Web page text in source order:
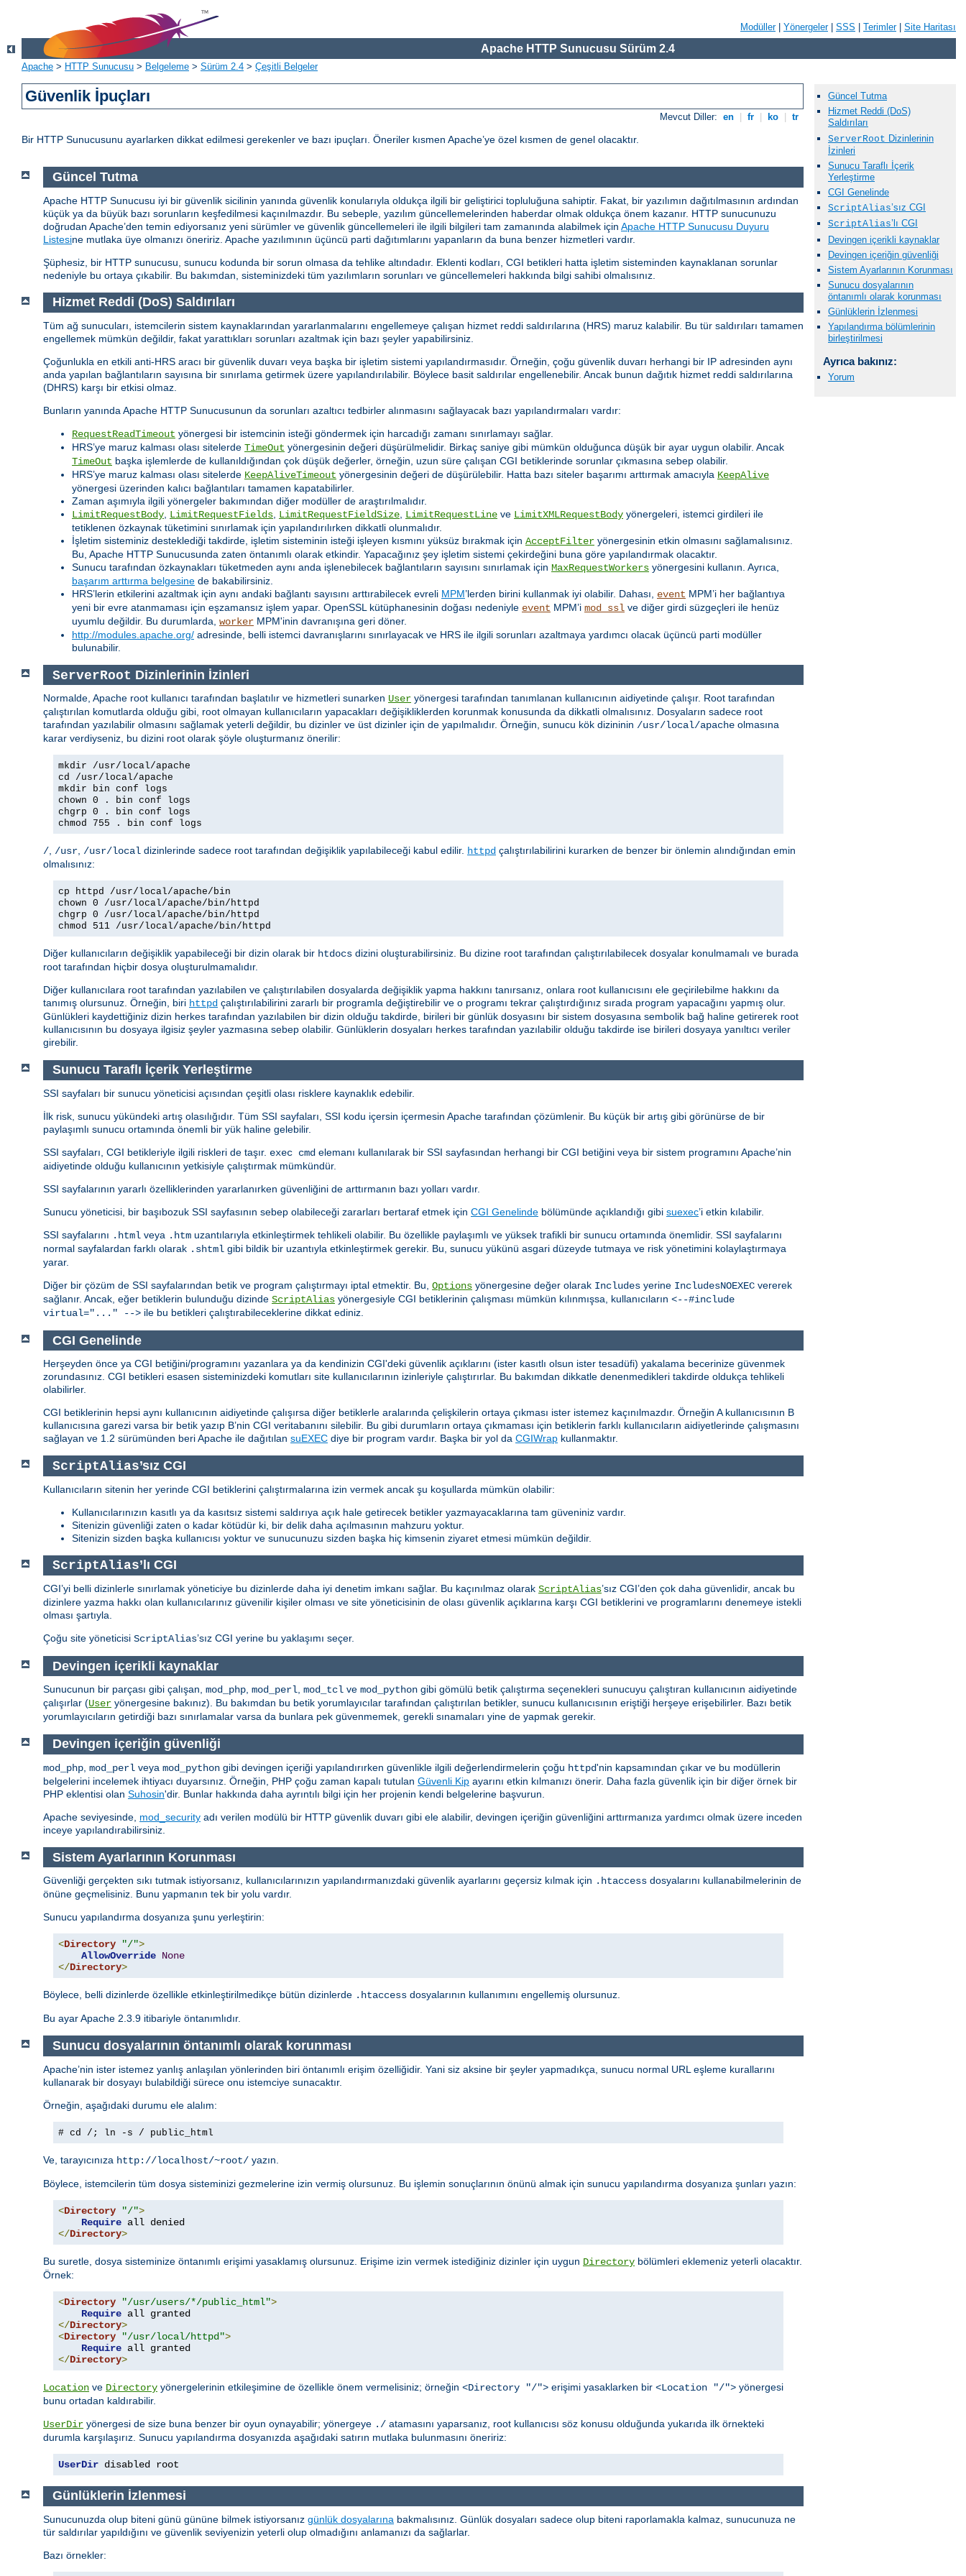
Modüller| Yönergeler| SSS Terimler| Site Haritası
Apache HTTP Sunucusu Sürüm 2.4
Apache > HTTP Sunucusu > Belgeleme > Sürüm 2.4 > Çeşitli Belgeler
Güvenlik İpuçları
Mevcut Diller: en fr ko tr
Bir HTTP Sunucusunu ayarlarken dikkat edilmesi gerekenler ve bazı ipuçları. Öneriler kısmen Apache’ye özel kısmen de genel olacaktır.
Güncel Tutma
Hizmet Reddi (DoS)
Saldırıları
ServerRoot Dizinlerinin
İzinleri
Sunucu Taraflı İçerik
Yerleştirme
CGI Genelinde
ScriptAlias’sız CGI
ScriptAlias’lı CGI
Devingen içerikli kaynaklar
Devingen içeriğin güvenliği
Sistem Ayarlarının Korunması
Sunucu dosyalarının
öntanımlı olarak korunması
Günlüklerin İzlenmesi
Yapılandırma bölümlerinin
birleştirilmesi
Ayrıca bakınız:
Yorum
Güncel Tutma
Apache HTTP Sunucusu iyi bir güvenlik sicilinin yanında güvenlik konularıyla oldukça ilgili bir geliştirici topluluğuna sahiptir. Fakat, bir yazılımın dağıtılmasının ardından
küçük ya da büyük bazı sorunların keşfedilmesi kaçınılmazdır. Bu sebeple, yazılım güncellemelerinden haberdar olmak oldukça önem kazanır. HTTP sunucunuzu
doğrudan Apache’den temin ediyorsanız yeni sürümler ve güvenlik güncellemeleri ile ilgili bilgileri tam zamanında alabilmek için Apache HTTP Sunucusu Duyuru
Listesine mutlaka üye olmanızı öneririz. Apache yazılımının üçüncü parti dağıtımlarını yapanların da buna benzer hizmetleri vardır.
Şüphesiz, bir HTTP sunucusu, sunucu kodunda bir sorun olmasa da tehlike altındadır. Eklenti kodları, CGI betikleri hatta işletim sisteminden kaynaklanan sorunlar
nedeniyle bu ortaya çıkabilir. Bu bakımdan, sisteminizdeki tüm yazılımların sorunları ve güncellemeleri hakkında bilgi sahibi olmalısınız.
Hizmet Reddi (DoS) Saldırıları
Tüm ağ sunucuları, istemcilerin sistem kaynaklarından yararlanmalarını engellemeye çalışan hizmet reddi saldırılarına (HRS) maruz kalabilir. Bu tür saldırıları tamamen
engellemek mümkün değildir, fakat yarattıkları sorunları azaltmak için bazı şeyler yapabilirsiniz.
Çoğunlukla en etkili anti-HRS aracı bir güvenlik duvarı veya başka bir işletim sistemi yapılandırmasıdır. Örneğin, çoğu güvenlik duvarı herhangi bir IP adresinden aynı
anda yapılan bağlantıların sayısına bir sınırlama getirmek üzere yapılandırılabilir. Böylece basit saldırılar engellenebilir. Ancak bunun dağıtık hizmet reddi saldırılarına
(DHRS) karşı bir etkisi olmaz.
Bunların yanında Apache HTTP Sunucusunun da sorunları azaltıcı tedbirler alınmasını sağlayacak bazı yapılandırmaları vardır:
RequestReadTimeout yönergesi bir istemcinin isteği göndermek için harcadığı zamanı sınırlamayı sağlar.
HRS’ye maruz kalması olası sitelerde TimeOut yönergesinin değeri düşürülmelidir. Birkaç saniye gibi mümkün olduğunca düşük bir ayar uygun olabilir. Ancak
TimeOut başka işlemlerde de kullanıldığından çok düşük değerler, örneğin, uzun süre çalışan CGI betiklerinde sorunlar çıkmasına sebep olabilir.
HRS’ye maruz kalması olası sitelerde KeepAliveTimeout yönergesinin değeri de düşürülebilir. Hatta bazı siteler başarımı arttırmak amacıyla KeepAlive
yönergesi üzerinden kalıcı bağlantıları tamamen kapatabilirler.
Zaman aşımıyla ilgili yönergeler bakımından diğer modüller de araştırılmalıdır.
LimitRequestBody LimitRequestFields LimitRequestFieldSize LimitRequestLine ve LimitXMLRequestBody yönergeleri, istemci girdileri ile
tetiklenen özkaynak tüketimini sınırlamak için yapılandırılırken dikkatli olunmalıdır.
İşletim sisteminiz desteklediği takdirde, işletim sisteminin isteği işleyen kısmını yüksüz bırakmak için AcceptFilter yönergesinin etkin olmasını sağlamalısınız.
Bu, Apache HTTP Sunucusunda zaten öntanımlı olarak etkindir. Yapacağınız şey işletim sistemi çekirdeğini buna göre yapılandırmak olacaktır.
Sunucu tarafından özkaynakları tüketmeden aynı anda işlenebilecek bağlantıların sayısını sınırlamak için MaxRequestWorkers yönergesini kullanın. Ayrıca,
başarım arttırma belgesine de bakabilirsiniz.
HRS’lerin etkilerini azaltmak için aynı andaki bağlantı sayısını arttırabilecek evreli MPM’lerden birini kullanmak iyi olabilir. Dahası, event MPM’i her bağlantıya
yeni bir evre atanmaması için eşzamansız işlem yapar. OpenSSL kütüphanesinin doğası nedeniyle event MPM’i mod_ssl ve diğer girdi süzgeçleri ile henüz
uyumlu değildir. Bu durumlarda, worker MPM'inin davranışına geri döner.
http://modules.apache.org/ adresinde, belli istemci davranışlarını sınırlayacak ve HRS ile ilgili sorunları azaltmaya yardımcı olacak üçüncü parti modüller
bulunabilir.
ServerRoot Dizinlerinin İzinleri
Normalde, Apache root kullanıcı tarafından başlatılır ve hizmetleri sunarken User yönergesi tarafından tanımlanan kullanıcının aidiyetinde çalışır. Root tarafından
çalıştırılan komutlarda olduğu gibi, root olmayan kullanıcıların yapacakları değişikliklerden korunmak konusunda da dikkatli olmalısınız. Dosyaların sadece root
tarafından yazılabilir olmasını sağlamak yeterli değildir, bu dizinler ve üst dizinler için de yapılmalıdır. Örneğin, sunucu kök dizininin /usr/local/apache olmasına
karar verdiyseniz, bu dizini root olarak şöyle oluşturmanız önerilir:
mkdir /usr/local/apache
cd /usr/local/apache
mkdir bin conf logs
chown 0 . bin conf logs
chgrp 0 . bin conf logs
chmod 755 . bin conf logs
/, /usr, /usr/local dizinlerinde sadece root tarafından değişiklik yapılabileceği kabul edilir. httpd çalıştırılabilirini kurarken de benzer bir önlemin alındığından emin
olmalısınız:
cp httpd /usr/local/apache/bin
chown 0 /usr/local/apache/bin/httpd
chgrp 0 /usr/local/apache/bin/httpd
chmod 511 /usr/local/apache/bin/httpd
Diğer kullanıcıların değişiklik yapabileceği bir dizin olarak bir htdocs dizini oluşturabilirsiniz. Bu dizine root tarafından çalıştırılabilecek dosyalar konulmamalı ve burada
root tarafından hiçbir dosya oluşturulmamalıdır.
Diğer kullanıcılara root tarafından yazılabilen ve çalıştırılabilen dosyalarda değişiklik yapma hakkını tanırsanız, onlara root kullanıcısını ele geçirilebilme hakkını da
tanımış olursunuz. Örneğin, biri httpd çalıştırılabilirini zararlı bir programla değiştirebilir ve o programı tekrar çalıştırdığınız sırada program yapacağını yapmış olur.
Günlükleri kaydettiğiniz dizin herkes tarafından yazılabilen bir dizin olduğu takdirde, birileri bir günlük dosyasını bir sistem dosyasına sembolik bağ haline getirerek root
kullanıcısının bu dosyaya ilgisiz şeyler yazmasına sebep olabilir. Günlüklerin dosyaları herkes tarafından yazılabilir olduğu takdirde ise birileri dosyaya yanıltıcı veriler
girebilir.
Sunucu Taraflı İçerik Yerleştirme
SSI sayfaları bir sunucu yöneticisi açısından çeşitli olası risklere kaynaklık edebilir.
İlk risk, sunucu yükündeki artış olasılığıdır. Tüm SSI sayfaları, SSI kodu içersin içermesin Apache tarafından çözümlenir. Bu küçük bir artış gibi görünürse de bir
paylaşımlı sunucu ortamında önemli bir yük haline gelebilir.
SSI sayfaları, CGI betikleriyle ilgili riskleri de taşır. exec cmd elemanı kullanılarak bir SSI sayfasından herhangi bir CGI betiğini veya bir sistem programını Apache’nin
aidiyetinde olduğu kullanıcının yetkisiyle çalıştırmak mümkündür.
SSI sayfalarının yararlı özelliklerinden yararlanırken güvenliğini de arttırmanın bazı yolları vardır.
Sunucu yöneticisi, bir başıbozuk SSI sayfasının sebep olabileceği zararları bertaraf etmek için CGI Genelinde bölümünde açıklandığı gibi suexec’i etkin kılabilir.
SSI sayfalarını .html veya .htm uzantılarıyla etkinleştirmek tehlikeli olabilir. Bu özellikle paylaşımlı ve yüksek trafikli bir sunucu ortamında önemlidir. SSI sayfalarını
normal sayfalardan farklı olarak .shtml gibi bildik bir uzantıyla etkinleştirmek gerekir. Bu, sunucu yükünü asgari düzeyde tutmaya ve risk yönetimini kolaylaştırmaya
yarar.
Diğer bir çözüm de SSI sayfalarından betik ve program çalıştırmayı iptal etmektir. Bu, Options yönergesine değer olarak Includes yerine IncludesNOEXEC vererek
sağlanır. Ancak, eğer betiklerin bulunduğu dizinde ScriptAlias yönergesiyle CGI betiklerinin çalışması mümkün kılınmışsa, kullanıcıların <--#include
virtual="..." --> ile bu betikleri çalıştırabileceklerine dikkat ediniz.
CGI Genelinde
Herşeyden önce ya CGI betiğini/programını yazanlara ya da kendinizin CGI'deki güvenlik açıklarını (ister kasıtlı olsun ister tesadüfi) yakalama becerinize güvenmek
zorundasınız. CGI betikleri esasen sisteminizdeki komutları site kullanıcılarının izinleriyle çalıştırırlar. Bu bakımdan dikkatle denenmedikleri takdirde oldukça tehlikeli
olabilirler.
CGI betiklerinin hepsi aynı kullanıcının aidiyetinde çalışırsa diğer betiklerle aralarında çelişkilerin ortaya çıkması ister istemez kaçınılmazdır. Örneğin A kullanıcısının B
kullanıcısına garezi varsa bir betik yazıp B’nin CGI veritabanını silebilir. Bu gibi durumların ortaya çıkmaması için betiklerin farklı kullanıcıların aidiyetlerinde çalışmasını
sağlayan ve 1.2 sürümünden beri Apache ile dağıtılan suEXEC diye bir program vardır. Başka bir yol da CGIWrap kullanmaktır.
ScriptAlias’sız CGI
Kullanıcıların sitenin her yerinde CGI betiklerini çalıştırmalarına izin vermek ancak şu koşullarda mümkün olabilir:
Kullanıcılarınızın kasıtlı ya da kasıtsız sistemi saldırıya açık hale getirecek betikler yazmayacaklarına tam güveniniz vardır.
Sitenizin güvenliği zaten o kadar kötüdür ki, bir delik daha açılmasının mahzuru yoktur.
Sitenizin sizden başka kullanıcısı yoktur ve sunucunuzu sizden başka hiç kimsenin ziyaret etmesi mümkün değildir.
ScriptAlias’lı CGI
CGI’yi belli dizinlerle sınırlamak yöneticiye bu dizinlerde daha iyi denetim imkanı sağlar. Bu kaçınılmaz olarak ScriptAlias’sız CGI’den çok daha güvenlidir, ancak bu
dizinlere yazma hakkı olan kullanıcılarınız güvenilir kişiler olması ve site yöneticisinin de olası güvenlik açıklarına karşı CGI betiklerini ve programlarını denemeye istekli
olması şartıyla.
Çoğu site yöneticisi ScriptAlias’sız CGI yerine bu yaklaşımı seçer.
Devingen içerikli kaynaklar
Sunucunun bir parçası gibi çalışan, mod_php, mod_perl, mod_tcl ve mod_python gibi gömülü betik çalıştırma seçenekleri sunucuyu çalıştıran kullanıcının aidiyetinde
çalışırlar (User yönergesine bakınız). Bu bakımdan bu betik yorumlayıcılar tarafından çalıştırılan betikler, sunucu kullanıcısının eriştiği herşeye erişebilirler. Bazı betik
yorumlayıcıların getirdiği bazı sınırlamalar varsa da bunlara pek güvenmemek, gerekli sınamaları yine de yapmak gerekir.
Devingen içeriğin güvenliği
mod_php mod_perl veya mod_python gibi devingen içeriği yapılandırırken güvenlikle ilgili değerlendirmelerin çoğu httpd'nin kapsamından çıkar ve bu modüllerin
belgelerini incelemek ihtiyacı duyarsınız. Örneğin, PHP çoğu zaman kapalı tutulan Güvenli Kip ayarını etkin kılmanızı önerir. Daha fazla güvenlik için bir diğer örnek bir
PHP eklentisi olan Suhosin'dir. Bunlar hakkında daha ayrıntılı bilgi için her projenin kendi belgelerine başvurun.
Apache seviyesinde, mod_security adı verilen modülü bir HTTP güvenlik duvarı gibi ele alabilir, devingen içeriğin güvenliğini arttırmanıza yardımcı olmak üzere inceden
inceye yapılandırabilirsiniz.
Sistem Ayarlarının Korunması
Güvenliği gerçekten sıkı tutmak istiyorsanız, kullanıcılarınızın yapılandırmanızdaki güvenlik ayarlarını geçersiz kılmak için .htaccess dosyalarını kullanabilmelerinin de
önüne geçmelisiniz. Bunu yapmanın tek bir yolu vardır.
Sunucu yapılandırma dosyanıza şunu yerleştirin:
<Directory "/">
AllowOverride None
</Directory>
Böylece, belli dizinlerde özellikle etkinleştirilmedikçe bütün dizinlerde .htaccess dosyalarının kullanımını engellemiş olursunuz.
Bu ayar Apache 2.3.9 itibariyle öntanımlıdır.
Sunucu dosyalarının öntanımlı olarak korunması
Apache’nin ister istemez yanlış anlaşılan yönlerinden biri öntanımlı erişim özelliğidir. Yani siz aksine bir şeyler yapmadıkça, sunucu normal URL eşleme kurallarını
kullanarak bir dosyayı bulabildiği sürece onu istemciye sunacaktır.
Örneğin, aşağıdaki durumu ele alalım:
# cd /; ln -s / public_html
Ve, tarayıcınıza http://localhost/~root/ yazın.
Böylece, istemcilerin tüm dosya sisteminizi gezmelerine izin vermiş olursunuz. Bu işlemin sonuçlarının önünü almak için sunucu yapılandırma dosyanıza şunları yazın:
<Directory "/">
Require
</Directory>
Bu suretle, dosya sisteminize öntanımlı erişimi yasaklamış olursunuz. Erişime izin vermek istediğiniz dizinler için uygun Directory bölümleri eklemeniz yeterli olacaktır.
Örnek:
<Directory "/usr/users/*/public_html">
Require
</Directory>
<Directory "/usr/local/httpd">
Require
</Directory>
Location ve Directory yönergelerinin etkileşimine de özellikle önem vermelisiniz; örneğin <Directory "/"> erişimi yasaklarken bir <Location "/"> yönergesi
bunu ortadan kaldırabilir.
UserDir yönergesi de size buna benzer bir oyun oynayabilir; yönergeye ./ atamasını yaparsanız, root kullanıcısı söz konusu olduğunda yukarıda ilk örnekteki
durumla karşılaşırız. Sunucu yapılandırma dosyanızda aşağıdaki satırın mutlaka bulunmasını öneririz:
UserDir disabled root
Günlüklerin İzlenmesi
Sunucunuzda olup biteni günü gününe bilmek istiyorsanız günlük dosyalarına bakmalısınız. Günlük dosyaları sadece olup biteni raporlamakla kalmaz, sunucunuza ne
tür saldırılar yapıldığını ve güvenlik seviyenizin yeterli olup olmadığını anlamanızı da sağlarlar.
Bazı örnekler: